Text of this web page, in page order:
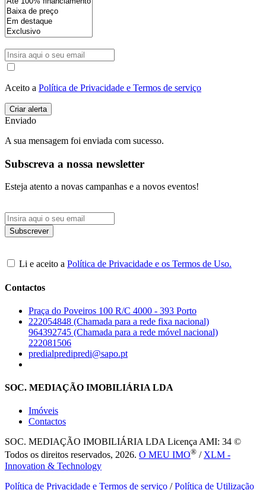
Aceito a Política de Privacidade e Termos de serviço
Enviado
A sua mensagem foi enviada com sucesso.
Subscreva a nossa newsletter
Esteja atento a novas campanhas e a novos eventos!
Li e aceito a Política de Privacidade e os Termos de Uso.
Contactos
Praça do Poveiros 100 R/C 4000 - 393 Porto
222054848 (Chamada para a rede fixa nacional)
964392745 (Chamada para a rede móvel nacional)
222081506
predialpredipredi@sapo.pt
SOC. MEDIAÇÃO IMOBILIÁRIA LDA
Imóveis
Contactos
SOC. MEDIAÇÃO IMOBILIÁRIA LDA Licença AMI: 34 ©
Todos os direitos reservados, 2026. O MEU IMO® /XLM -
Innovation & Technology
Política de Privacidade e Termos de serviço /Política de Utilização